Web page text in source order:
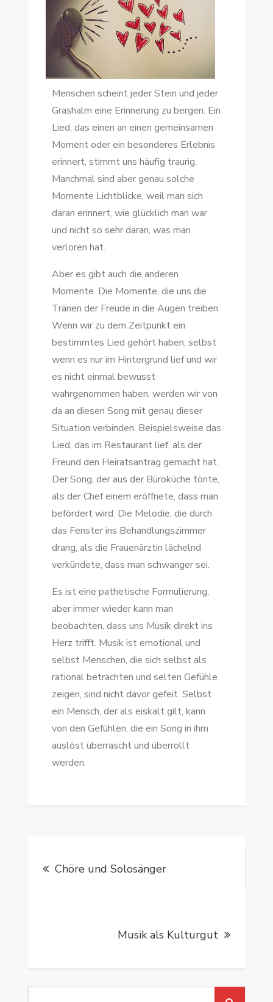
Menschen scheint jeder Stein und jeder
Grashalm eine Erinnerung zu bergen. Ein
Lied, das einen an einen gemeinsamen
Moment oder ein besonderes Erlebnis
erinnert, stimmt uns häufig traurig.
Manchmal sind aber genau solche
Momente Lichtblicke, weil man sich
daran erinnert, wie glücklich man war
und nicht so sehr daran, was man
verloren hat.
Aber es gibt auch die anderen
Momente. Die Momente, die uns die
Tränen der Freude in die Augen treiben.
Wenn wir zu dem Zeitpunkt ein
bestimmtes Lied gehört haben, selbst
wenn es nur im Hintergrund lief und wir
es nicht einmal bewusst
wahrgenommen haben, werden wir von
da an diesen Song mit genau dieser
Situation verbinden. Beispielsweise das
Lied, das im Restaurant lief, als der
Freund den Heiratsantrag gemacht hat.
Der Song, der aus der Büroküche tönte,
als der Chef einem eröffnete, dass man
befördert wird. Die Melodie, die durch
das Fenster ins Behandlungszimmer
drang, als die Frauenärztin lächelnd
verkündete, dass man schwanger sei.
Es ist eine pathetische Formulierung,
aber immer wieder kann man
beobachten, dass uns Musik direkt ins
Herz trifft. Musik ist emotional und
selbst Menschen, die sich selbst als
rational betrachten und selten Gefühle
zeigen, sind nicht davor gefeit. Selbst
ein Mensch, der als eiskalt gilt, kann
von den Gefühlen, die ein Song in ihm
auslöst überrascht und überrollt
werden.
Chöre und Solosänger
Musik als Kulturgut